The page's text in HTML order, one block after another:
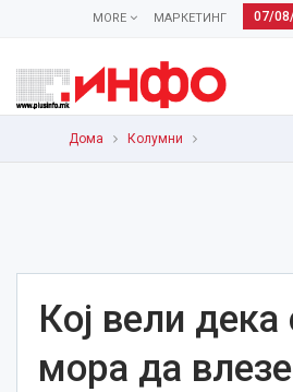
07/
МАРКЕТИНГ
MORE
Дома Колумни
Кој вели дека
мора да